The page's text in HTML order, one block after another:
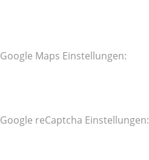
Google Maps Einstellungen:
Google reCaptcha Einstellungen: